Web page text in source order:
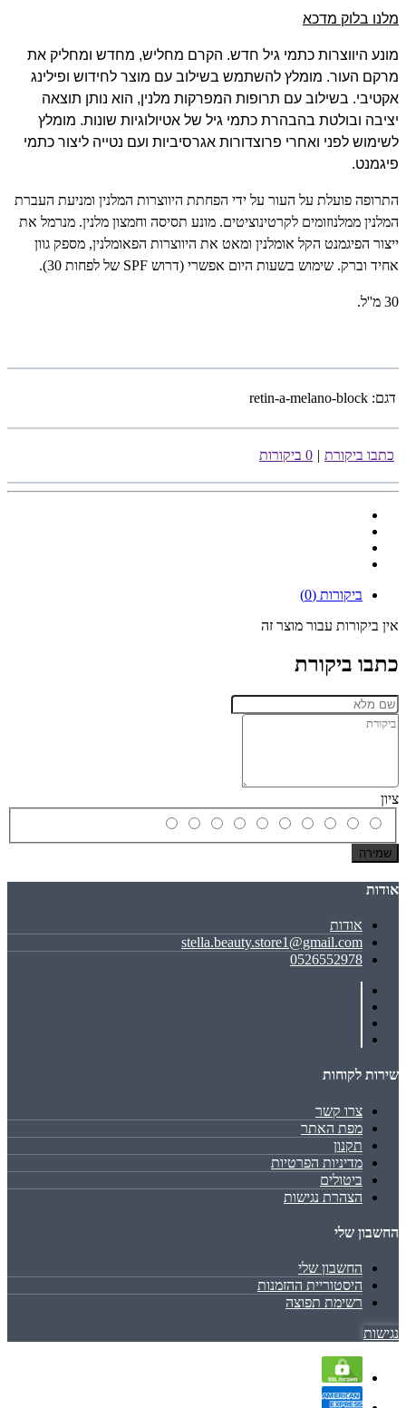
מלנו בלוק מדכא
מונע היווצרות כתמי גיל חדש. הקרם מחליש, מחדש ומחליק את
מרקם העור. מומלץ להשתמש בשילוב עם מוצר לחידוש ופילינג
אקטיבי. בשילוב עם תרופות המפרקות מלנין, הוא נותן תוצאה
יציבה ובולטת בהבהרת כתמי גיל של אטיולוגיות שונות. מומלץ
לשימוש לפני ואחרי פרוצדורות אגרסיביות ועם נטייה ליצור כתמי
פיגמנט.
התרופה פועלת על העור על ידי הפחתת היווצרות המלנין ומניעת העברת
המלנין ממלנוזומים לקרטינוציטים. מונע תסיסה וחמצון מלנין. מנרמל את
ייצור הפיגמנט הקל אומלנין ומאט את היווצרות הפאומלנין, מספק גוון
אחיד וברק. שימוש בשעות היום אפשרי (דרוש SPF של לפחות 30).
30 מ''ל.
דגם: retin-a-melano-block
כתבו ביקורת | 0 ביקורות
ביקורות (0)
אין ביקורות עבור מוצר זה
כתבו ביקורת
ציון
שמירה
אודות
אודות
stella.beauty.store1@gmail.com
0526552978
שירות לקוחות
צרו קשר
מפת האתר
תקנון
מדיניות הפרטיות
ביטולים
הצהרת נגישות
החשבון שלי
החשבון שלי
היסטוריית ההזמנות
רשימת תפוצה
נגישות